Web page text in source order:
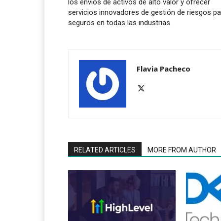
los envíos de activos de alto valor y ofrecer
servicios innovadores de gestión de riesgos
seguros en todas las industrias
Flavia Pacheco
RELATED ARTICLES MORE FROM AUTHOR